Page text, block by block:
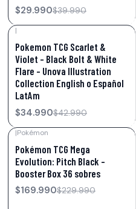
$29.990$39.990
|
Pokemon TCG Scarlet &
Violet – Black Bolt & White
Flare – Unova Illustration
Collection English o Español
LatAm
$34.990$42.990
|Pokémon
Pokémon TCG Mega
Evolution: Pitch Black –
Booster Box 36 sobres
$169.990$229.990